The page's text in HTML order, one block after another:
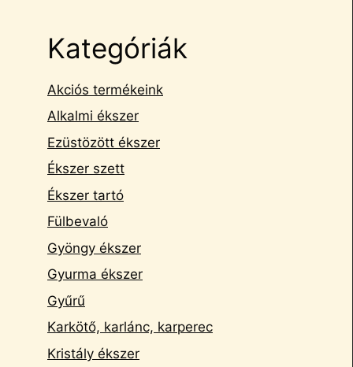
Kategóriák
Akciós termékeink
Alkalmi ékszer
Ezüstözött ékszer
Ékszer szett
Ékszer tartó
Fülbevaló
Gyöngy ékszer
Gyurma ékszer
Gyűrű
Karkötő, karlánc, karperec
Kristály ékszer